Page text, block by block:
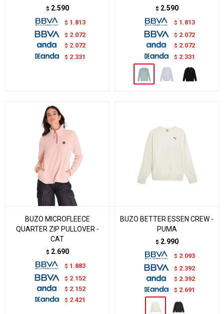
$ 2.590
$ 1.813
$ 2.072
$ 2.072
$ 2.331
$ 2.590
$ 1.813
$ 2.072
$ 2.072
$ 2.331
BUZO MICROFLEECE
QUARTER ZIP PULLOVER -
CAT
$ 2.690
$ 1.883
$ 2.152
$ 2.152
$ 2.421
BUZO BETTER ESSEN CREW -
PUMA
$ 2.990
$ 2.093
$ 2.392
$ 2.392
$ 2.691